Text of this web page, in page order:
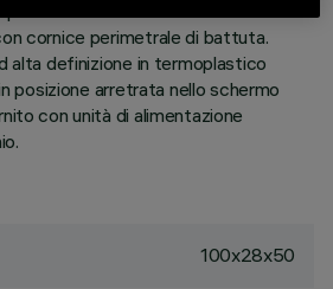
cornice perimetrale di battuta.
alta definizione in termoplastico
posizione arretrata nello schermo
con unità di alimentazione
100x28x50